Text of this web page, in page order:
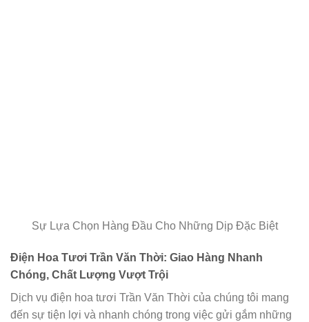
Sự Lựa Chọn Hàng Đầu Cho Những Dịp Đặc Biệt
Điện Hoa Tươi Trần Văn Thời: Giao Hàng Nhanh
Chóng, Chất Lượng Vượt Trội
Dịch vụ điện hoa tươi Trần Văn Thời của chúng tôi mang
đến sự tiện lợi và nhanh chóng trong việc gửi gắm những